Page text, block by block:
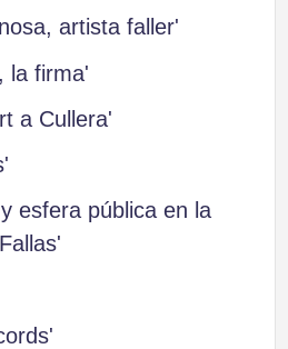
artista faller'
la firma'
a Cullera'
esfera pública en la